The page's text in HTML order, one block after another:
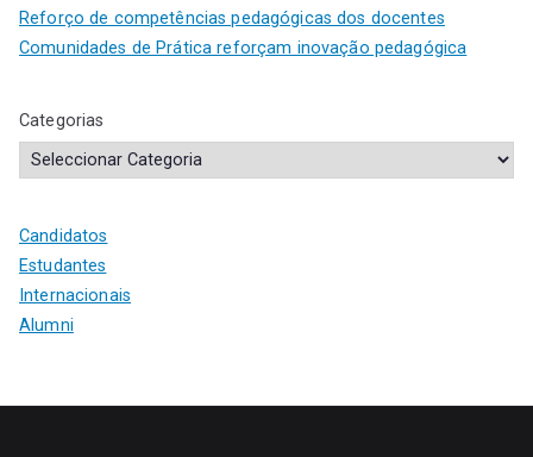
Reforço de competências pedagógicas dos docentes
Comunidades de Prática reforçam inovação pedagógica
Categorias
Candidatos
Estudantes
Internacionais
Alumni